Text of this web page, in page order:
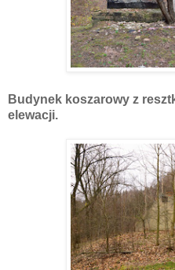
Budynek koszarowy z
elewacji.